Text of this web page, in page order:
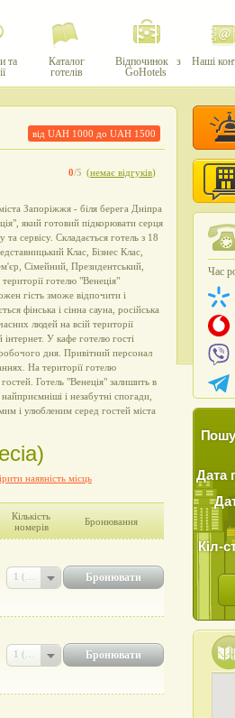
та
Каталог
готелів
Відпочинок з
GoHotels
Наші
від UAH 1000 до UAH 1500
0/5 (немає відгуків)
Запоріжжя - біля берега Дніпра
який готовий підкорювати серця
сервісу. Складається готель з 18
Клас, Бізнес Клас,
Сімейний, Президентський,
готелю "Венеція"
гість зможе відпочити і
фінська і сінна сауна, російська
людей на всій території
У кафе готелю гості
дня. Привітний персонал
На території готелю
Готель "Венеція" залишить в
і незабутні спогади,
і улюбленим серед гостей міста
наявність місць
Кількість
номерів
Бронювання
Бронювати
Бронювати
Час
Дата
Кіл-